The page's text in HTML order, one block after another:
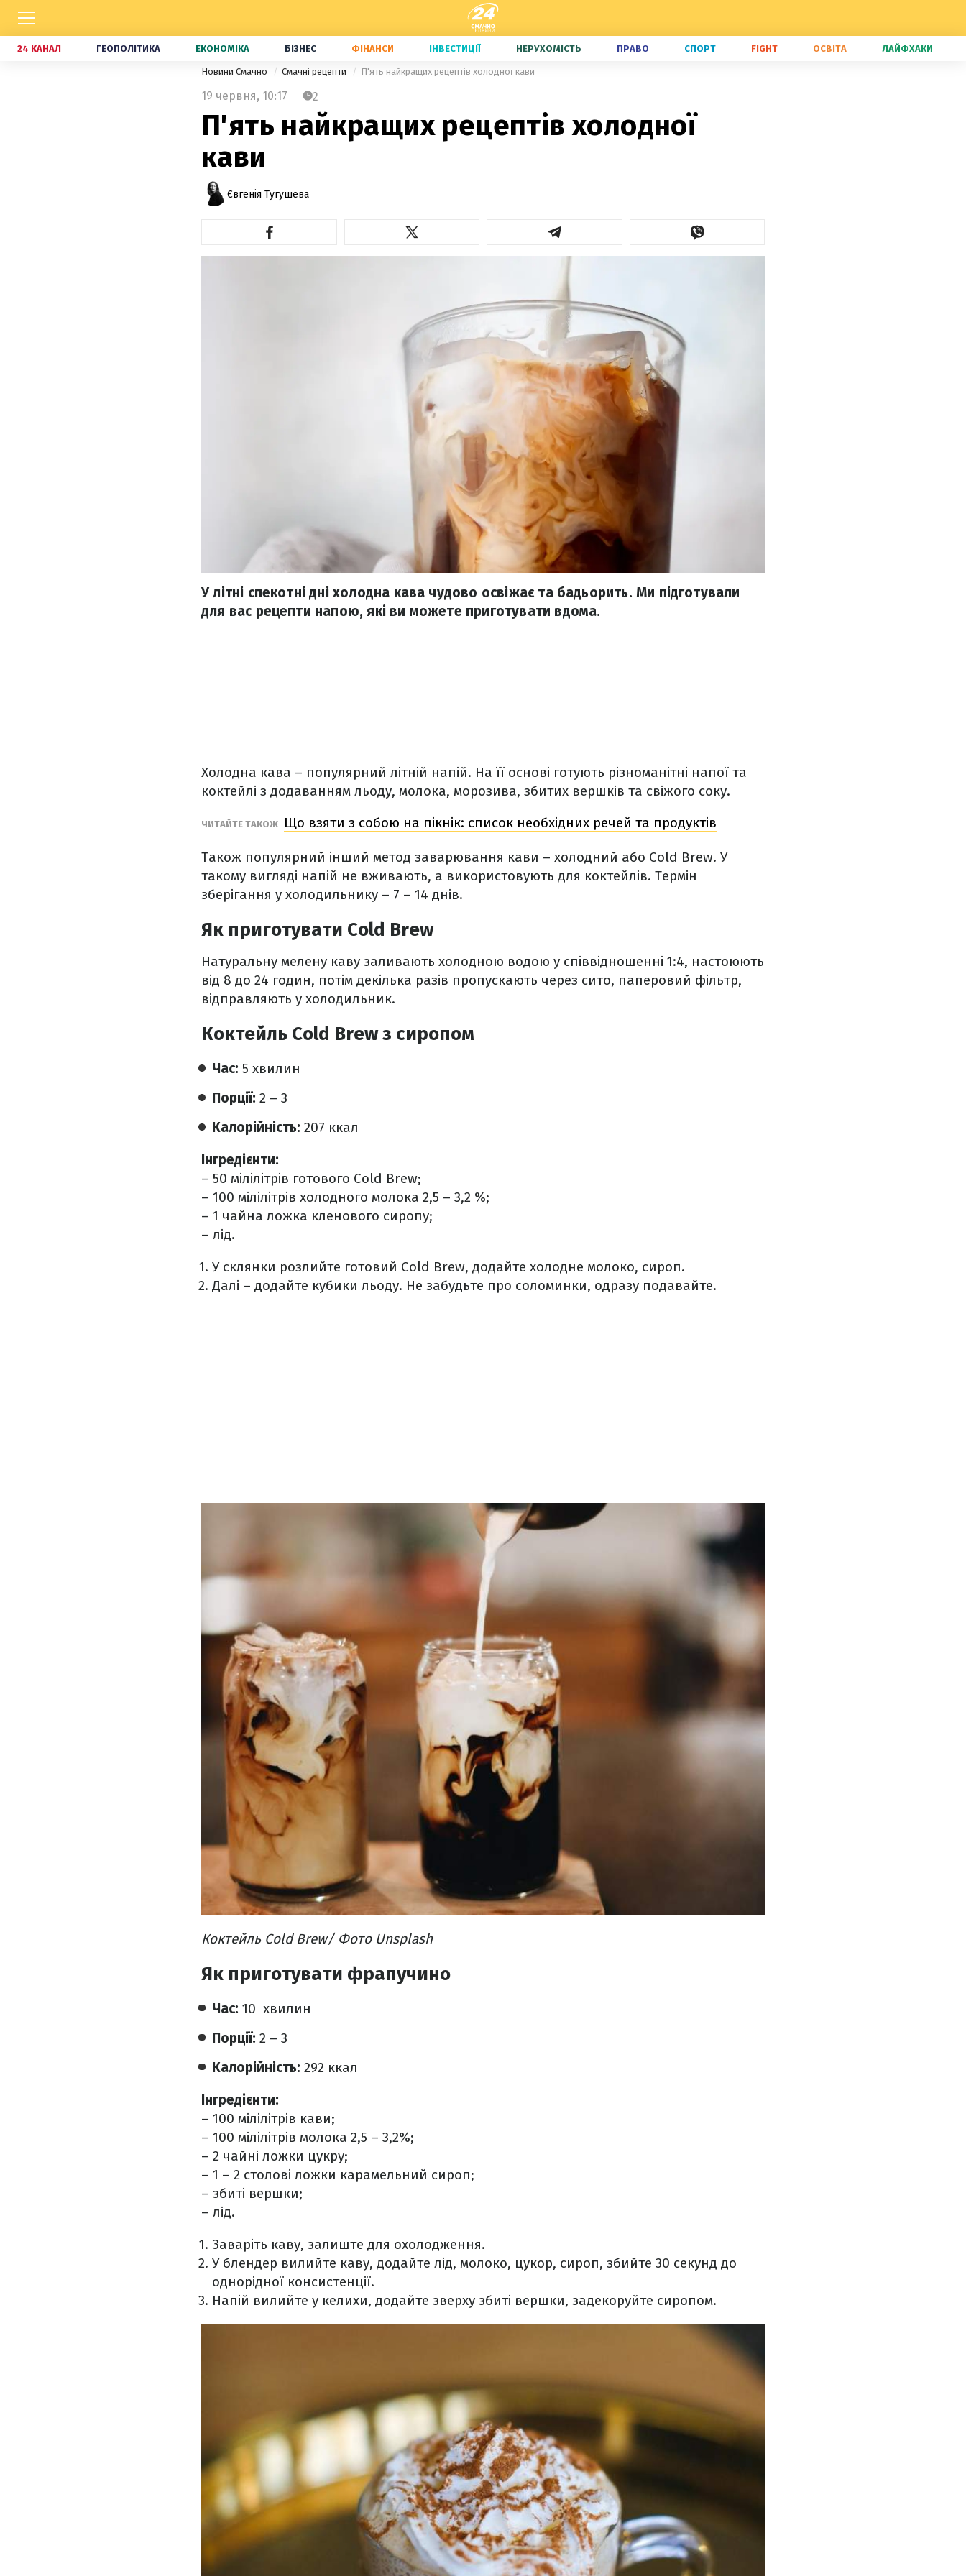
24 КАНАЛ ГЕОПОЛІТИКА ЕКОНОМІКА БІЗНЕС ФІНАНСИ ІНВЕСТИЦІЇ НЕРУХОМІСТЬ ПРАВО СПОРТ FIGHT ОСВІТА ЛАЙФХАКИ
Новини Смачно Смачні рецепти П'ять найкращих рецептів холодної кави
19 червня, 10:17 2
П'ять найкращих рецептів холодної
кави
Євгенія Тугушева
У літні спекотні дні холодна кава чудово освіжає та бадьорить. Ми підготували
для вас рецепти напою, які ви можете приготувати вдома.
Холодна кава – популярний літній напій. На її основі готують різноманітні напої та
коктейлі з додаванням льоду, молока, морозива, збитих вершків та свіжого соку.
ЧИТАЙТЕ ТАКОЖ Що взяти з собою на пікнік: список необхідних речей та продуктів
Також популярний інший метод заварювання кави – холодний або Cold Brew. У
такому вигляді напій не вживають, а використовують для коктейлів. Термін
зберігання у холодильнику – 7 – 14 днів.
Як приготувати Cold Brew
Натуральну мелену каву заливають холодною водою у співвідношенні 1:4, настоюють
від 8 до 24 годин, потім декілька разів пропускають через сито, паперовий фільтр,
відправляють у холодильник.
Коктейль Cold Brew з сиропом
Час: 5 хвилин
Порції: 2 – 3
Калорійність: 207 ккал
Інгредієнти:
– 50 мілілітрів готового Cold Brew;
– 100 мілілітрів холодного молока 2,5 – 3,2 %;
– 1 чайна ложка кленового сиропу;
– лід.
У склянки розлийте готовий Cold Brew, додайте холодне молоко, сироп.
Далі – додайте кубики льоду. Не забудьте про соломинки, одразу подавайте.
Коктейль Cold Brew/ Фото Unsplash
Як приготувати фрапучино
Час: 10 хвилин
Порції: 2 – 3
Калорійність: 292 ккал
Інгредієнти:
– 100 мілілітрів кави;
– 100 мілілітрів молока 2,5 – 3,2%;
– 2 чайні ложки цукру;
– 1 – 2 столові ложки карамельний сироп;
– збиті вершки;
– лід.
Заваріть каву, залиште для охолодження.
У блендер вилийте каву, додайте лід, молоко, цукор, сироп, збийте 30 секунд до
однорідної консистенції.
Напій вилийте у келихи, додайте зверху збиті вершки, задекоруйте сиропом.